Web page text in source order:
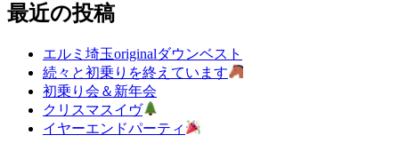
最近の投稿
エルミ埼玉originalダウンベスト
続々と初乗りを終えています
初乗り会＆新年会
クリスマスイヴ
イヤーエンドパーティ